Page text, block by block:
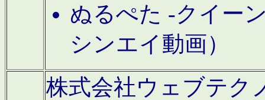
ぬるぺた -クイー
シンエイ動画）
株式会社ウェブテク